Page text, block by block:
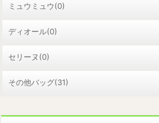
ミュウミュウ(0)
ディオール(0)
セリーヌ(0)
その他バッグ(31)